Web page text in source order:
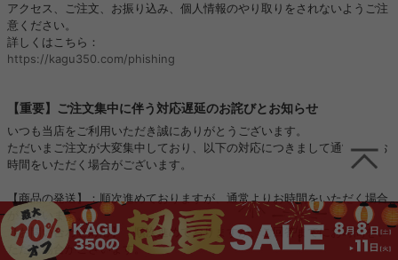
アクセス、ご注文、お振り込み、個人情報のやり取りをされないようご注
意ください。
詳しくはこちら：
https://kagu350.com/phishing
【重要】ご注文集中に伴う対応遅延のお詫びとお知らせ
いつも当店をご利用いただき誠にありがとうございます。
ただいまご注文が大変集中しており、以下の対応につきまして通常よりお
時間をいただく場合がございます。
【商品の発送】：順次進めておりますが、通常よりお時間をいただく場合
がございます。
【お問い合わせ対応】：順次進めておりますが、ご回答までにお時間をい
ただく場合がございます。